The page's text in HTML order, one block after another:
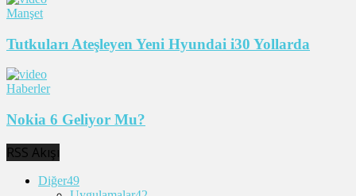
Manşet
Tutkuları Ateşleyen Yeni Hyundai i30 Yollarda
Haberler
Nokia 6 Geliyor Mu?
RSS Akışı
Diğer49